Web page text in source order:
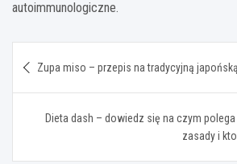
autoimmunologiczne.
wpisu
Zupa miso – przepis na tradycyjną
Dieta dash – dowiedz się na czym
zasady i